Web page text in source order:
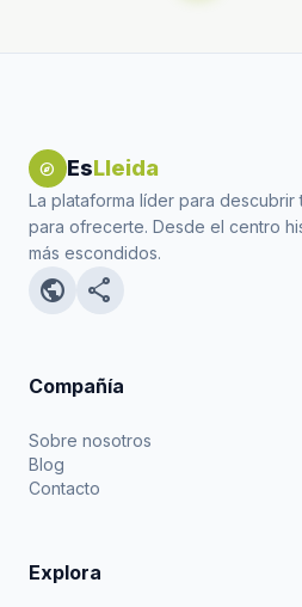
explore EsLleida
La plataforma líder para
para ofrecerte. Desde el centro
más escondidos.
public share
Compañía
Sobre nosotros
Blog
Contacto
Explora